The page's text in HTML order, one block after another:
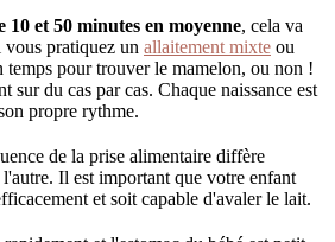
10 et 50 minutes en moyenne, cela va
vous pratiquez un allaitement mixte ou
temps pour trouver le mamelon, ou non !
sur du cas par cas. Chaque naissance est
propre rythme.
de la prise alimentaire diffère
Il est important que votre enfant
et soit capable d'avaler le lait.